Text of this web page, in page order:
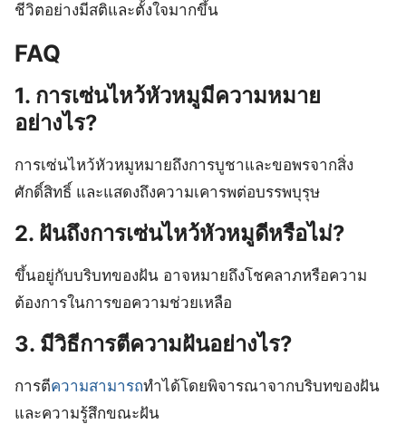
ชีวิตอย่างมีสติและตั้งใจมากขึ้น
FAQ
1. การเซ่นไหว้หัวหมูมีความหมาย
อย่างไร?
การเซ่นไหว้หัวหมูหมายถึงการบูชาและขอพรจากสิ่ง
ศักดิ์สิทธิ์ และแสดงถึงความเคารพต่อบรรพบุรุษ
2. ฝันถึงการเซ่นไหว้หัวหมูดีหรือไม่?
ขึ้นอยู่กับบริบทของฝัน อาจหมายถึงโชคลาภหรือความ
ต้องการในการขอความช่วยเหลือ
3. มีวิธีการตีความฝันอย่างไร?
การตีความสามารถทำได้โดยพิจารณาจากบริบทของฝัน
และความรู้สึกขณะฝัน